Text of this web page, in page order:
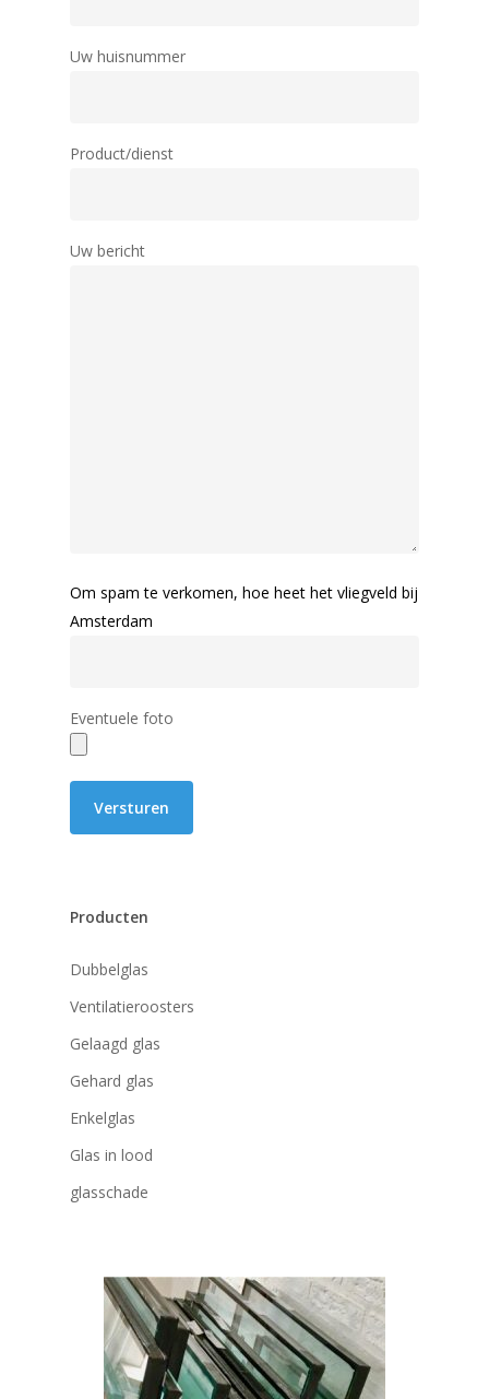
Uw huisnummer
Product/dienst
Uw bericht
Om spam te verkomen, hoe heet het vliegveld bij
Amsterdam
Eventuele foto
Producten
Dubbelglas
Ventilatieroosters
Gelaagd glas
Gehard glas
Enkelglas
Glas in lood
glasschade